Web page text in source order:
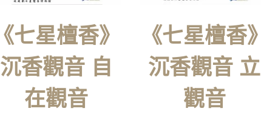
《七星檀香》
沉香觀音 自
在觀音
《七星檀香》
沉香觀音 立
觀音